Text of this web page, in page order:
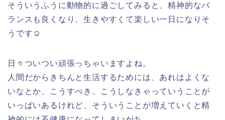
そういうふうに動物的に過ごしてみると、精神的なバ
ランスも良くなり、生きやすくて楽しい一日になりそ
うです☺
日々ついつい頑張っちゃいますよね。
人間だからきちんと生活するためには、あれはよくな
いなとか、こうすべき、こうしなきゃっていうことが
いっぱいあるけれど、そういうことが増えていくと精